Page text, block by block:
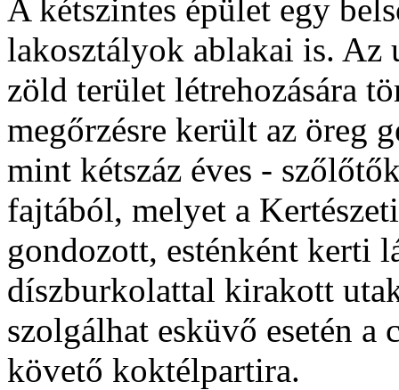
A kétszintes épület egy
lakosztályok ablakai is. Az
zöld terület létrehozására
megőrzésre került az öreg
mint kétszáz éves -
fajtából, melyet a
gondozott, esténként kerti
díszburkolattal kirakott
szolgálhat esküvő esetén a
követő koktélpartira.